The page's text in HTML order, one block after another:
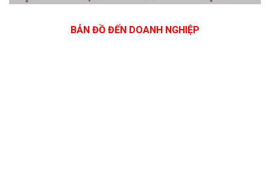
BẢN ĐỒ ĐẾN DOANH NGHIỆP